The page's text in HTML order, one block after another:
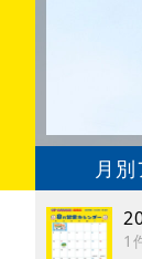
月
1